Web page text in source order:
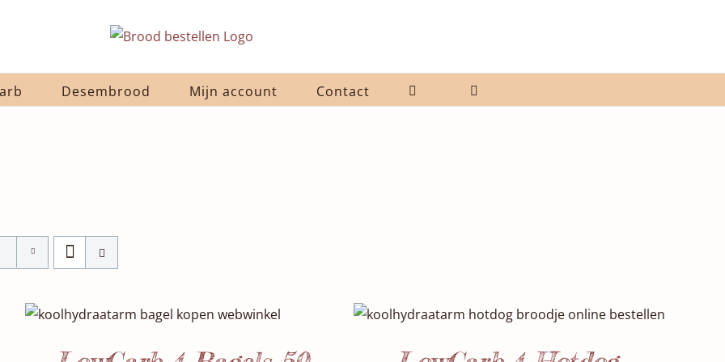
Desembrood Mijn account Contact
Waardering
SELECTEER DATUM(S)
Waardering
SELECTEER DATUM(S)